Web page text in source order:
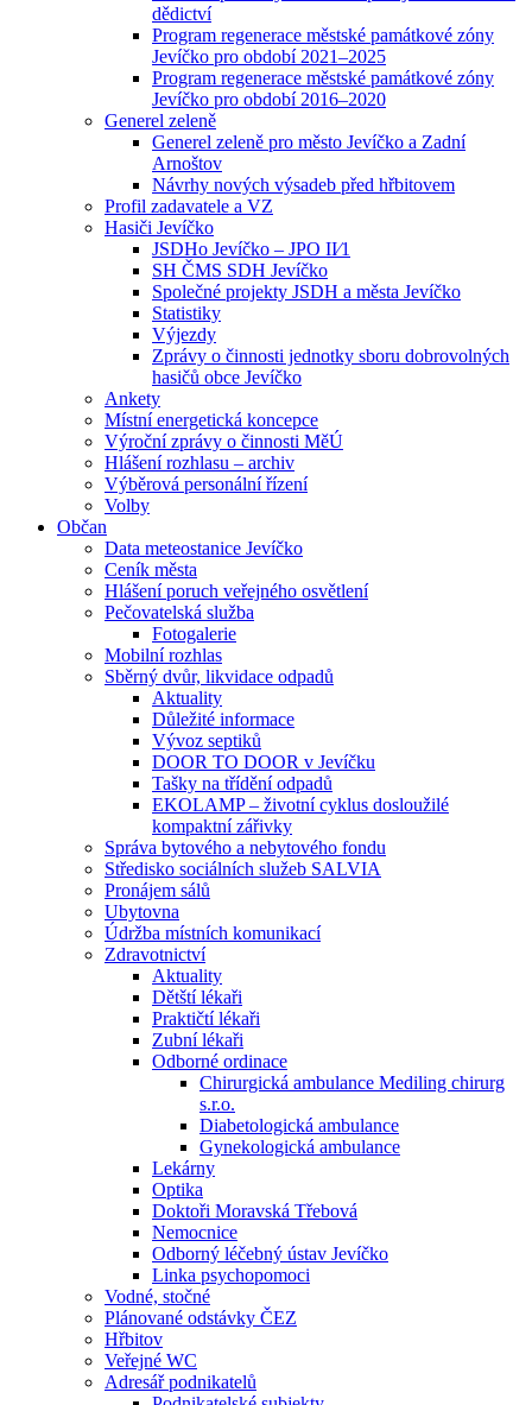
dědictví
Program regenerace městské památkové zóny
Jevíčko pro období 2021–2025
Program regenerace městské památkové zóny
Jevíčko pro období 2016–2020
Generel zeleně
Generel zeleně pro město Jevíčko a Zadní
Arnoštov
Návrhy nových výsadeb před hřbitovem
Profil zadavatele a VZ
Hasiči Jevíčko
JSDHo Jevíčko – JPO II⁄1
SH ČMS SDH Jevíčko
Společné projekty JSDH a města Jevíčko
Statistiky
Výjezdy
Zprávy o činnosti jednotky sboru dobrovolných
hasičů obce Jevíčko
Ankety
Místní energetická koncepce
Výroční zprávy o činnosti MěÚ
Hlášení rozhlasu – archiv
Výběrová personální řízení
Volby
Občan
Data meteostanice Jevíčko
Ceník města
Hlášení poruch veřejného osvětlení
Pečovatelská služba
Fotogalerie
Mobilní rozhlas
Sběrný dvůr, likvidace odpadů
Aktuality
Důležité informace
Vývoz septiků
DOOR TO DOOR v Jevíčku
Tašky na třídění odpadů
EKOLAMP – životní cyklus dosloužilé
kompaktní zářivky
Správa bytového a nebytového fondu
Středisko sociálních služeb SALVIA
Pronájem sálů
Ubytovna
Údržba místních komunikací
Zdravotnictví
Aktuality
Dětští lékaři
Praktičtí lékaři
Zubní lékaři
Odborné ordinace
Chirurgická ambulance Mediling chirurg
s.r.o.
Diabetologická ambulance
Gynekologická ambulance
Lekárny
Optika
Doktoři Moravská Třebová
Nemocnice
Odborný léčebný ústav Jevíčko
Linka psychopomoci
Vodné, stočné
Plánované odstávky ČEZ
Hřbitov
Veřejné WC
Adresář podnikatelů